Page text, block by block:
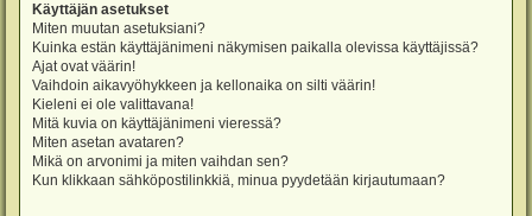
Käyttäjän asetukset
Miten muutan asetuksiani?
Kuinka estän käyttäjänimeni näkymisen paikalla olevissa käyttäjissä?
Ajat ovat väärin!
Vaihdoin aikavyöhykkeen ja kellonaika on silti väärin!
Kieleni ei ole valittavana!
Mitä kuvia on käyttäjänimeni vieressä?
Miten asetan avataren?
Mikä on arvonimi ja miten vaihdan sen?
Kun klikkaan sähköpostilinkkiä, minua pyydetään kirjautumaan?